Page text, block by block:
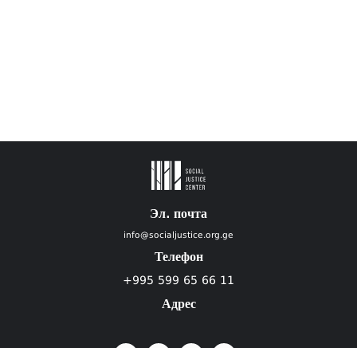
Эл. почта
info@socialjustice.org.ge
Телефон
+995 599 65 66 11
Адрес